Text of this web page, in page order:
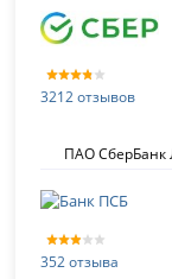
3212 отзывов
ПАО СберБанк
352 отзыва